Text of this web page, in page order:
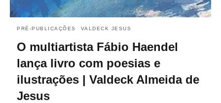
PRÉ-PUBLICAÇÕES VALDECK JESUS
O multiartista Fábio Haendel
lança livro com poesias e
ilustrações | Valdeck Almeida de
Jesus